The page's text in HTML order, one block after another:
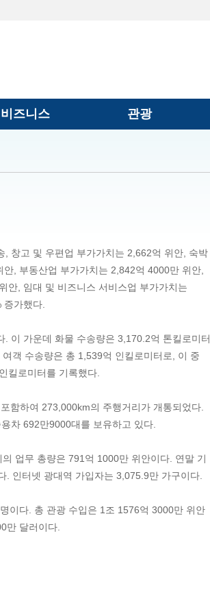
즈니스 관광
창고 및 우편업 부가가치는 2,662억 위안, 숙박
, 부동산업 부가가치는 2,842억 4000만 위안,
안, 임대 및 비즈니스 서비스업 부가가치는
가했다.
이 가운데 화물 수송량은 3,170.2억 톤킬로미터
객 수송량은 총 1,539억 인킬로미터로, 이 중
킬로미터를 기록했다.
함하여 273,000km의 주행거리가 개통되었다.
차 692만9000대를 보유하고 있다.
업무 총량은 791억 1000만 위안이다. 연말 기
. 인터넷 광대역 가입자는 3,075.9만 가구이다.
이다. 총 관광 수입은 1조 1576억 3000만 위안
만 달러이다.